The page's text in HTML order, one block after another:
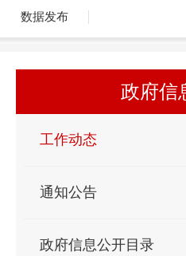
数据发布
政府信
工作动态
通知公告
政府信息公开目录